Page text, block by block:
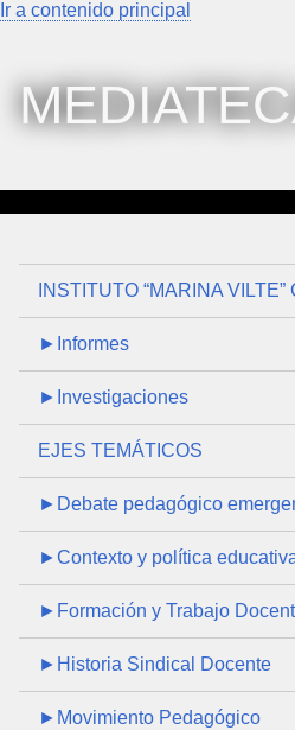
Ir a contenido principal
INSTITUTO “MARINA VILTE”
►Informes
►Investigaciones
EJES TEMÁTICOS
►Debate pedagógico
►Contexto y política
►Formación y Trabajo
►Historia Sindical Docente
►Movimiento Pedagógico